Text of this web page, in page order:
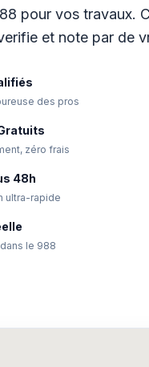
pour vos travaux.
et note par de
des pros
zéro frais
48h
ultra-rapide
le 988